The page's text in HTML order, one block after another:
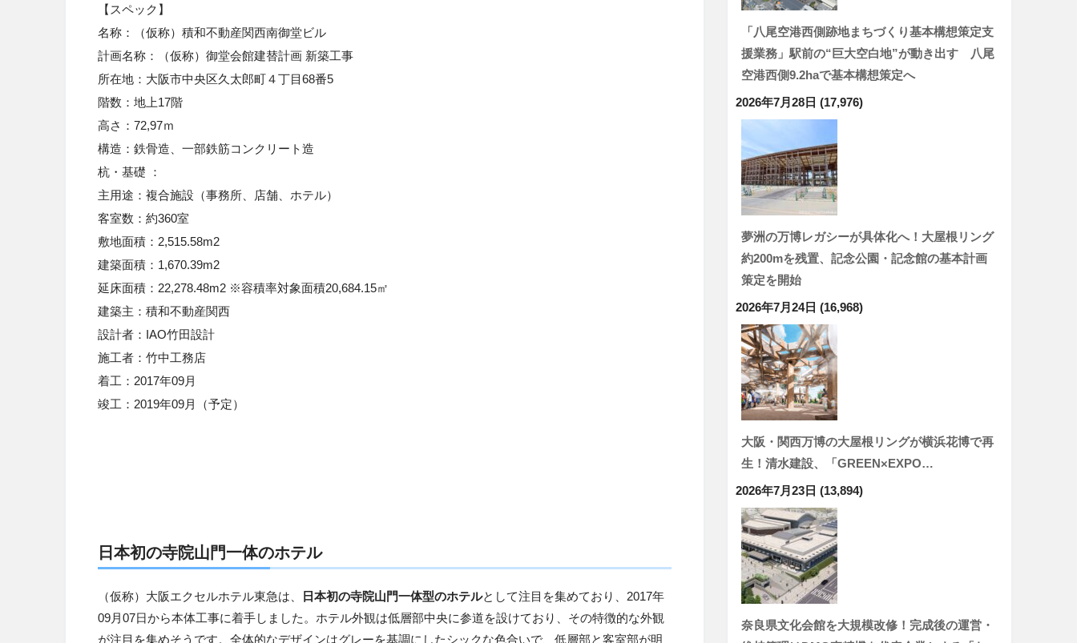
【スペック】
名称：（仮称）積和不動産関西南御堂ビル
計画名称：（仮称）御堂会館建替計画 新築工事
所在地：大阪市中央区久太郎町４丁目68番5
階数：地上17階
高さ： 72,97ｍ
構造：鉄骨造、一部鉄筋コンクリート造
杭・基礎
：
主用途：複合施設（事務所、店舗、ホテル）
客室数：約360室
敷地面積： 2,515.58m2
建築面積： 1,670.39m2
延床面積： 22,278.48m2 ※容積率対象面積20,684.15㎡
建築主：積和不動産関西
設計者： IAO竹田設計
施工者：竹中工務店
着工： 2017年09月
竣工： 2019年09月（予定）
日本初の寺院山門一体のホテル
（仮称）大阪エクセルホテル東急は、 日本初の寺院山門一体型のホテルとして注目を集めており、2017年
09月07日から本体工事に着手しました。ホテル外観は低層部中央に参道を設けており、その特徴的な外観
が注目を集めそうです。全体的なデザインはグレーを基調にしたシックな色合いで、低層部と客室部が明
「八尾空港西側跡地まちづくり基本構想策定支
援業務」駅前の“巨大空白地”が動き出す 八尾
空港西側9.2haで基本構想策定へ
2026年7月28日 (17,976)
夢洲の万博レガシーが具体化へ！大屋根リング
約200mを残置、記念公園・記念館の基本計画
策定を開始
2026年7月24日 (16,968)
大阪・関西万博の大屋根リングが横浜花博で再
生！清水建設、「GREEN×EXPO…
2026年7月23日 (13,894)
奈良県文化会館を大規模改修！完成後の運営・